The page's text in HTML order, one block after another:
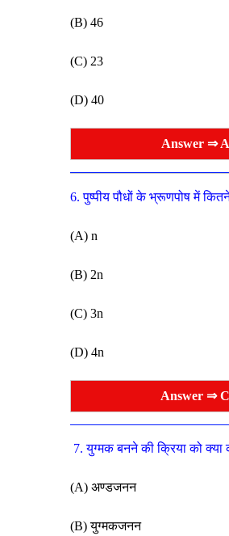
(B) 46
(C) 23
(D) 40
Answer ⇒ A
6. पुष्पीय पौधों के भ्रूणपोष में
(A) n
(B) 2n
(C) 3n
(D) 4n
Answer ⇒ C
7. युग्मक बनने की क्रिया को क्या
(A) अण्डजनन
(B) युग्मकजनन